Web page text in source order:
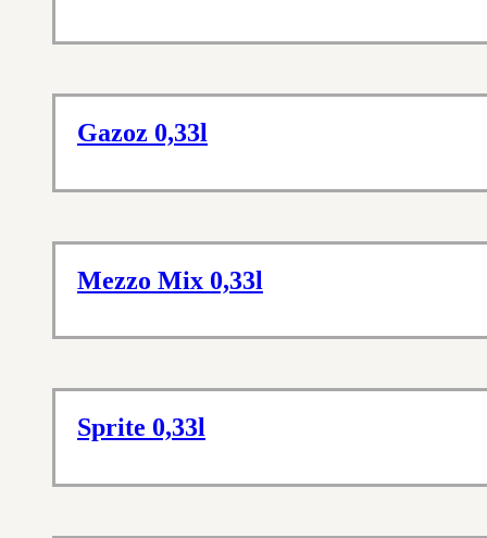
Gazoz 0,33l
Mezzo Mix 0,33l
Sprite 0,33l